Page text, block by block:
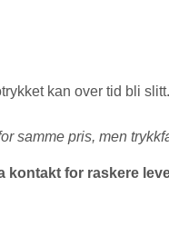
kan over tid bli slitt.
samme pris, men
kontakt for raskere